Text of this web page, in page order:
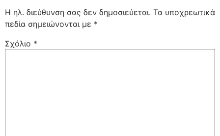
Η ηλ. διεύθυνση σας δεν δημοσιεύεται. Τα υποχρεωτικά
πεδία σημειώνονται με *
Σχόλιο *